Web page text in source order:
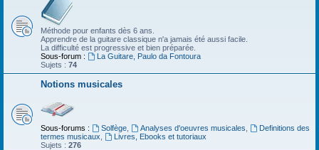
Méthode pour enfants dès 6 ans.
Apprendre de la guitare classique n'a jamais été aussi facile.
La difficulté est progressive et bien préparée.
Sous-forum :
La Guitare, Paulo da Fontoura
Sujets : 74
Notions musicales
Sous-forums : Solfège, Analyses d'oeuvres musicales
Definitions des
termes musicaux
Livres, Ebooks et tutoriaux
Sujets : 276